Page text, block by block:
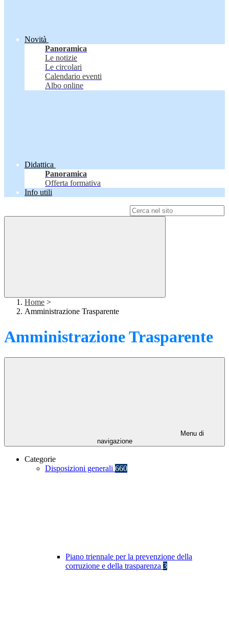
Novità
Panoramica
Le notizie
Le circolari
Calendario eventi
Albo online
Didattica
Panoramica
Offerta formativa
Info utili
Home >
Amministrazione Trasparente
Amministrazione Trasparente
Menu di
navigazione
Categorie
Disposizioni generali 660
Piano triennale per la prevenzione della
corruzione e della trasparenza 3